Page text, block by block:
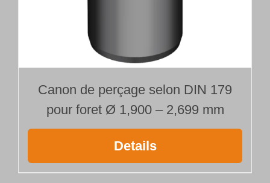
Canon de perçage selon DIN 179
pour foret Ø 1,900 – 2,699 mm
Details